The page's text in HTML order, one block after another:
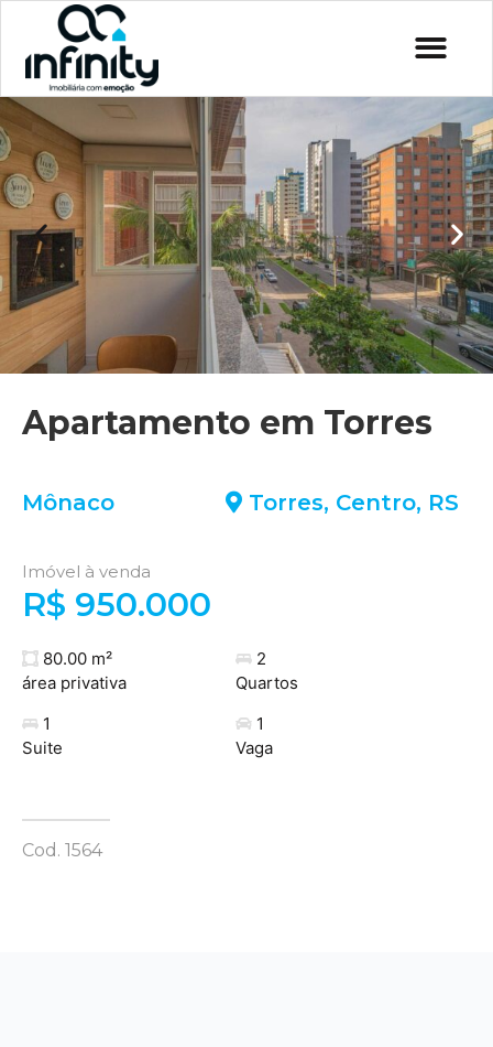
Apartamento em Torres
Mônaco Torres, Centro, RS
Imóvel à venda
R$ 950.000
80.00 m²
área privativa
2
Quartos
1
Suite
1
Vaga
Cod. 1564